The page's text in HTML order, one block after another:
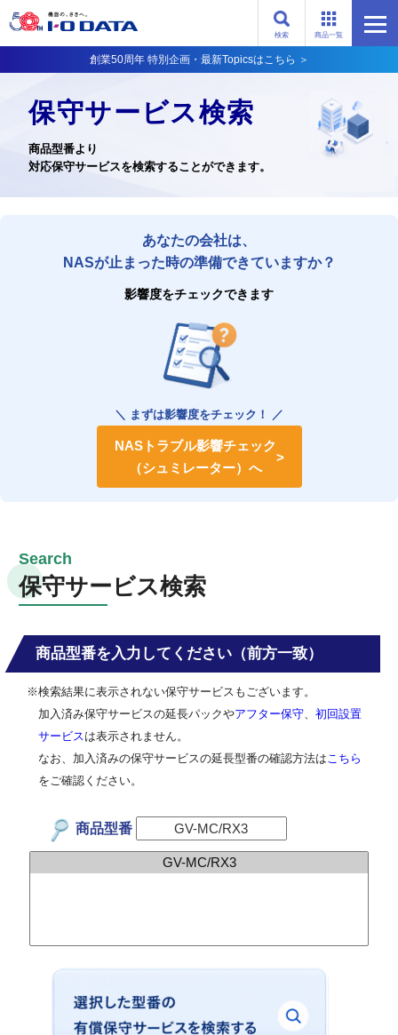
商品一覧
検索
創業50周年 特別企画・最新Topicsはこちら ＞
保守サービス検索
商品型番より
対応保守サービスを検索することができます。
あなたの会社は、
NASが止まった時の準備できていますか？
影響度をチェックできます
＼ まずは影響度をチェック！ ／
NASトラブル影響チェック
（シュミレーター）へ
保守サービス検索
商品型番を入力してください（前方一致）
※検索結果に表示されない保守サービスもございます。
加入済み保守サービスの延長パックやアフター保守
初回設置
サービス は表示されません。
なお、加入済みの保守サービスの延長型番の確認方法は こちら
をご確認ください。
商品型番